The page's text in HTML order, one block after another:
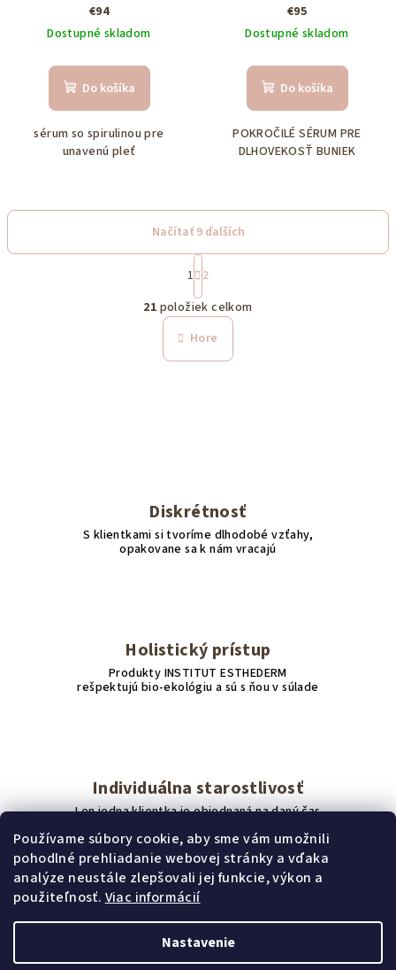
Používame súbory cookie, aby sme vám umožnili
pohodlné prehliadanie webovej stránky a vďaka
analýze neustále zlepšovali jej funkcie, výkon a
použiteľnosť. Viac informácií
Nastavenie
€94
Dostupné skladom
Do košíka
sérum so spirulinou pre
unavenú pleť
€95
Dostupné skladom
Do košíka
POKROČILÉ SÉRUM PRE
DLHOVEKOSŤ BUNIEK
O
v
l
á
v
k
y
s
u
Načítať 9 ďalších
S
t
r
á
n
k
o
1 2
21 položiek celkom
Hore
Diskrétnosť
S klientkami si tvoríme dlhodobé vzťahy,
opakovane sa k nám vracajú
Holistický prístup
Produkty INSTITUT ESTHEDERM
rešpektujú bio-ekológiu a sú s ňou v súlade
Individuálna starostlivosť
Len jedna klientka je objednaná na daný čas
Obchodné podmienky
Podmienky ochrany osobných údajov
Reklamačný poriadok Kozmetické služby